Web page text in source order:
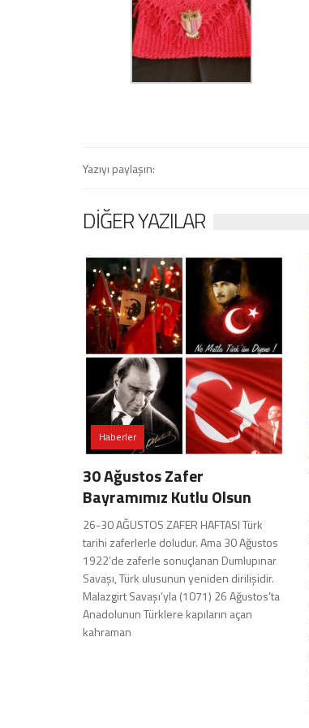
Yazıyı paylaşın:
DIĞER YAZILAR
Haberler
30 Ağustos Zafer
Bayramımız Kutlu Olsun
26-30 AĞUSTOS ZAFER HAFTASI Türk
tarihi zaferlerle doludur. Ama 30 Ağustos
1922’de zaferle sonuçlanan Dumlupınar
Savaşı, Türk ulusunun yeniden dirilişidir.
Malazgirt Savaşı’yla (1071) 26 Ağustos’ta
Anadolunun Türklere kapıların açan
kahraman